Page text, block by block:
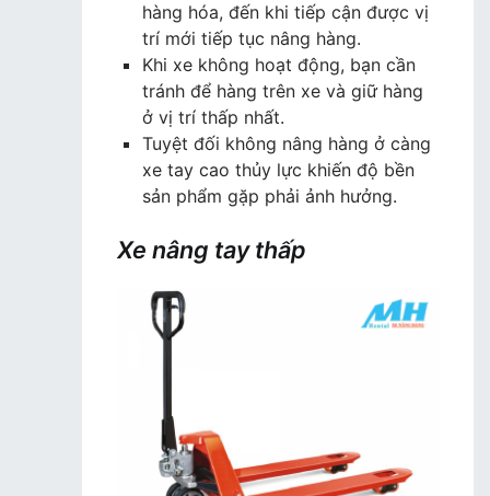
hàng hóa, đến khi tiếp cận được vị
trí mới tiếp tục nâng hàng.
Khi xe không hoạt động, bạn cần
tránh để hàng trên xe và giữ hàng
ở vị trí thấp nhất.
Tuyệt đối không nâng hàng ở càng
xe tay cao thủy lực khiến độ bền
sản phẩm gặp phải ảnh hưởng.
Xe nâng tay thấp